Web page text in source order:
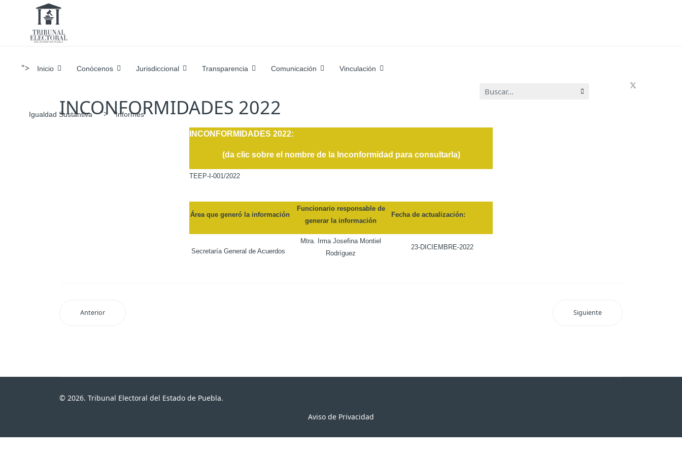
"> Inicio Conócenos Jurisdiccional Transparencia Comunicación Vinculación
Igualdad Sustantiva "> Informes
Buscar...
INCONFORMIDADES 2022
INCONFORMIDADES 2022:
(da clic sobre el nombre de la Inconformidad para consultarla)
TEEP-I-001/2022
Área que generó la información
Funcionario responsable de
generar la información
Fecha de actualización:
Secretaría General de Acuerdos
Mtra. Irma Josefina Montiel
Rodríguez
23-DICIEMBRE-2022
Anterior Siguiente
© 2026. Tribunal Electoral del Estado de Puebla.
Aviso de Privacidad